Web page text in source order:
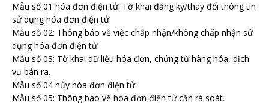
Mẫu số 01 hóa đơn điện tử: Tờ khai đăng ký/thay đổi thông tin
sử dụng hóa đơn điện tử.
Mẫu số 02: Thông báo về việc chấp nhận/không chấp nhận sử
dụng hóa đơn điện tử.
Mẫu số 03: Tờ khai dữ liệu hóa đơn, chứng từ hàng hóa, dịch
vụ bán ra.
Mẫu số 04 hủy hóa đơn điện tử.
Mẫu số 05: Thông báo về hóa đơn điện tử cần rà soát.